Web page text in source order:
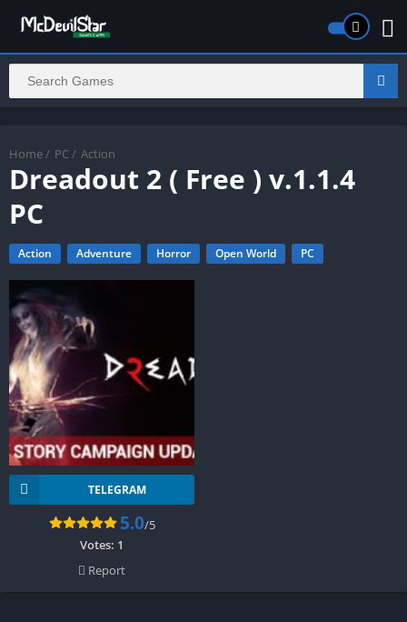
Home / PC / Action
Dreadout 2 ( Free ) v.1.1.4
PC
Action Adventure Horror Open World PC
TELEGRAM
5.0/5
Votes: 1
Report